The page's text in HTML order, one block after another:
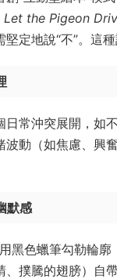
Let the Pigeon
定地說“不”。這
日常沖突展開，如
波動（如焦慮、興
默感
黑色蠟筆勾勒輪廓
、撲騰的翅膀）自